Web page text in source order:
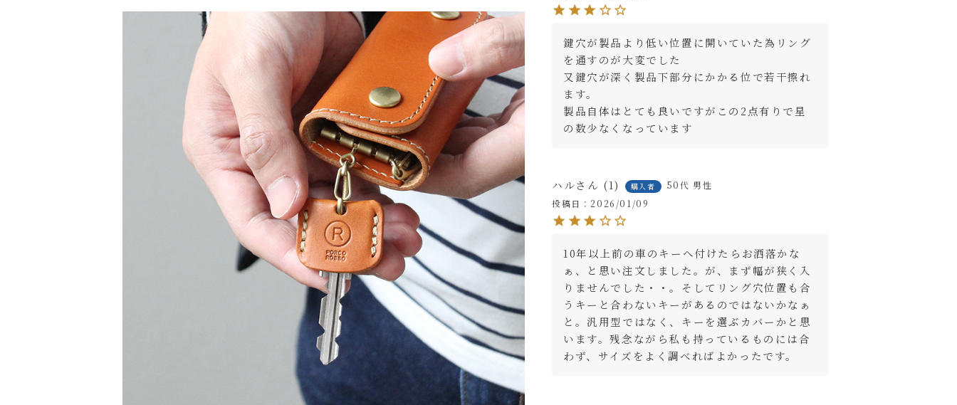
名入れについて【アルファベット大文字のみ、3文字まで】
名入れ文字はご購入手続きの途中に出てくる「通信欄」にご記入ください。
キャメル カートに入れる
チョコ カートに入れる
レッド
残りわずか
鍵穴が製品より低い位置に開いていた為リング
を通すのが大変でした
又鍵穴が深く製品下部分にかかる位で若干擦れ
ます。
製品自体はとても良いですがこの2点有りで星
の数少なくなっています
ハル 1 購入者 50代 男性
投稿日
2026/01/09
10年以上前の車のキーへ付けたらお洒落かな
ぁ、と思い注文しました。が、まず幅が狭く入
りませんでした・・。そしてリング穴位置も合
うキーと合わないキーがあるのではないかなぁ
と。汎用型ではなく、キーを選ぶカバーかと思
います。残念ながら私も持っているものには合
わず、サイズをよく調べればよかったです。